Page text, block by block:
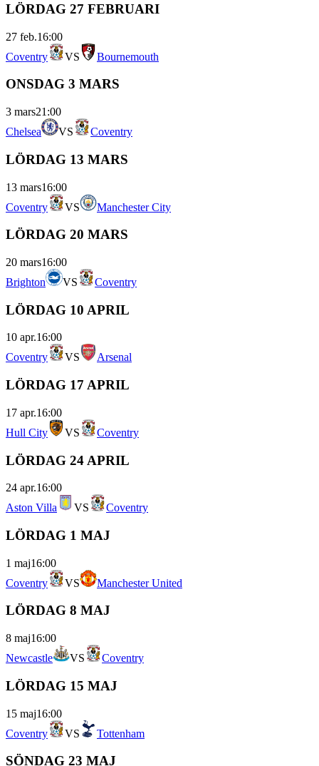
LÖRDAG 27 FEBRUARI
27 feb.16:00
Coventry
VS Bournemouth
ONSDAG 3 MARS
3 mars21:00
Chelsea
VS Coventry
LÖRDAG 13 MARS
13 mars16:00
Coventry
VS Manchester City
LÖRDAG 20 MARS
20 mars16:00
Brighton
VS Coventry
LÖRDAG 10 APRIL
10 apr.16:00
Coventry
VS Arsenal
LÖRDAG 17 APRIL
17 apr.16:00
Hull City
VS Coventry
LÖRDAG 24 APRIL
24 apr.16:00
Aston Villa
VS Coventry
LÖRDAG 1 MAJ
1 maj16:00
Coventry
VS Manchester United
LÖRDAG 8 MAJ
8 maj16:00
Newcastle
VS Coventry
LÖRDAG 15 MAJ
15 maj16:00
Coventry
VS Tottenham
SÖNDAG 23 MAJ